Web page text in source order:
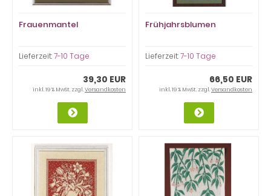
Frauenmantel
Lieferzeit:7-10 Tage
39,30 EUR
inkl. 19 % MwSt. zzgl.Versandkosten
Frühjahrsblumen
Lieferzeit:7-10 Tage
66,50 EUR
inkl. 19 % MwSt. zzgl.Versandkosten